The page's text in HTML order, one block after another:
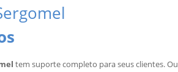
tem suporte completo para seus clientes.